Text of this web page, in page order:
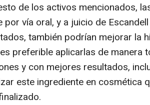
de los activos mencionados,
por vía oral, y a juicio de
también podrían mejorar la
preferible aplicarlas de manera
y con mejores resultados,
este ingrediente en cosmética